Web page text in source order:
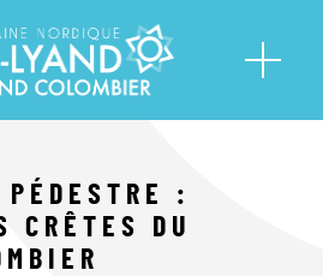
PÉDESTRE :
CRÊTES DU